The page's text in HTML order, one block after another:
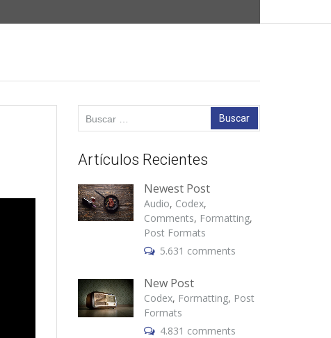
Artículos Recientes
Newest Post
Audio, Codex,
Comments, Formatting,
Post Formats
5.631 comments
New Post
Codex, Formatting, Post
Formats
4.831 comments